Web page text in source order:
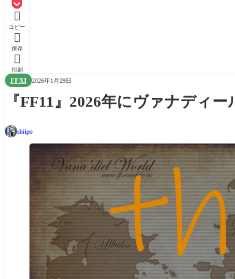

コピー

保存

印刷
FFXI 2026年1月29日
『FF11』2026年にヴァナディ
shiipo